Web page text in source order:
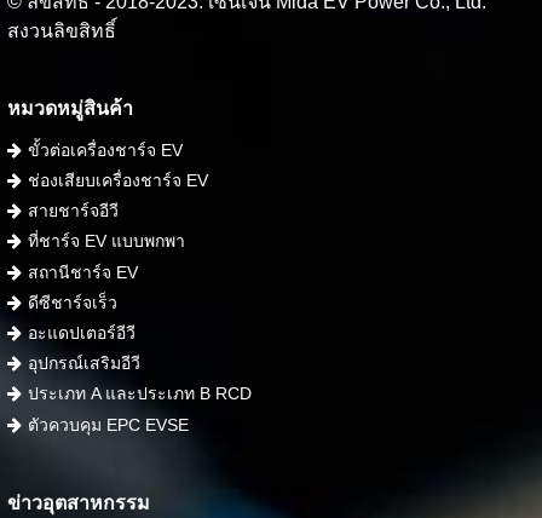
สงวนลิขสิทธิ์
หมวดหมู่สินค้า
ขั้วต่อเครื่องชาร์จ EV
ช่องเสียบเครื่องชาร์จ EV
สายชาร์จอีวี
ที่ชาร์จ EV แบบพกพา
สถานีชาร์จ EV
ดีซีชาร์จเร็ว
อะแดปเตอร์อีวี
อุปกรณ์เสริมอีวี
ประเภท A และประเภท B RCD
ตัวควบคุม EPC EVSE
ข่าวอุตสาหกรรม